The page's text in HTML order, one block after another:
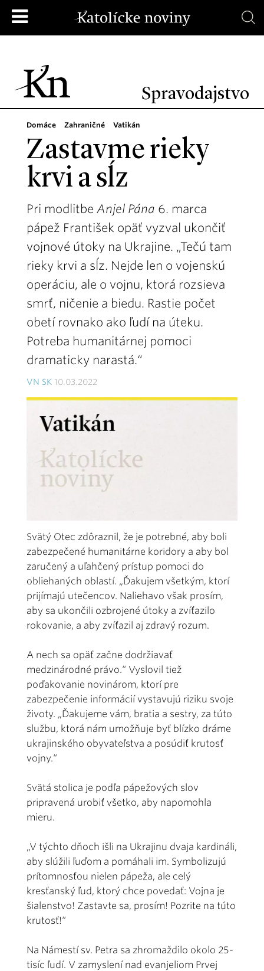
Spravodajstvo
Domáce Zahraničné Vatikán
Zastavme rieky
krvi a sĺz
Pri modlitbe Anjel Pána 6. marca
pápež František opäť vyzval ukončiť
vojnové útoky na Ukrajine. „Tečú tam
rieky krvi a sĺz. Nejde len o vojenskú
operáciu, ale o vojnu, ktorá rozsieva
smrť, ničenie a biedu. Rastie počet
obetí rovnako ako ľudí na úteku.
Potreba humanitárnej pomoci
dramaticky narastá.“
VN SK 10.03.2022
Svätý Otec zdôraznil, že je potrebné, aby boli
zabezpečené humanitárne koridory a aby bol
zaručený a uľahčený prístup pomoci do
obliehaných oblastí. „Ďakujem všetkým, ktorí
prijímajú utečencov. Naliehavo však prosím,
aby sa ukončili ozbrojené útoky a zvíťazilo
rokovanie, a aby zvíťazil aj zdravý rozum.
A nech sa opäť začne dodržiavať
medzinárodné právo.“ Vyslovil tiež
poďakovanie novinárom, ktorí pre
zabezpečenie informácií vystavujú riziku svoje
životy. „Ďakujeme vám, bratia a sestry, za túto
službu, ktorá nám umožňuje byť blízko dráme
ukrajinského obyvateľstva a posúdiť krutosť
vojny.“
Svätá stolica je podľa pápežových slov
pripravená urobiť všetko, aby napomohla
mieru.
„V týchto dňoch išli na Ukrajinu dvaja kardináli,
aby slúžili ľuďom a pomáhali im. Symbolizujú
prítomnosťou nielen pápeža, ale celý
kresťanský ľud, ktorý chce povedať: Vojna je
šialenstvo! Zastavte sa, prosím! Pozrite na túto
krutosť!“
Na Námestí sv. Petra sa zhromaždilo okolo 25-
tisíc ľudí. V zamyslení nad evanjeliom Prvej